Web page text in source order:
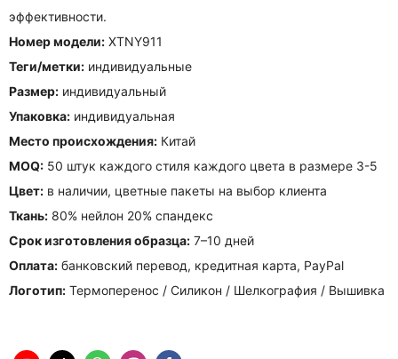
эффективности.
Номер модели: XTNY911
Теги/метки: индивидуальные
Размер: индивидуальный
Упаковка: индивидуальная
Место происхождения: Китай
MOQ: 50 штук каждого стиля каждого цвета в размере 3-5
Цвет: в наличии, цветные пакеты на выбор клиента
Ткань: 80% нейлон 20% спандекс
Срок изготовления образца: 7–10 дней
Оплата: банковский перевод, кредитная карта, PayPal
Логотип: Термоперенос / Силикон / Шелкография / Вышивка